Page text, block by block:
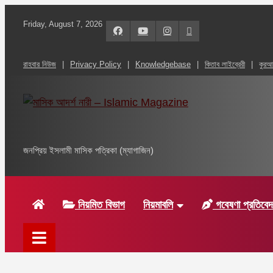
Friday, August 7, 2026
রাহবার নিউজ Privacy Policy Knowledgebase কিতাব লাইব্রেরী
জনপ্রিয় ইসলামী মাসিক পত্রিকা (ম্যাগাজিন)
নিয়মিত বিভাগ নিয়মাবলি গবেষণা